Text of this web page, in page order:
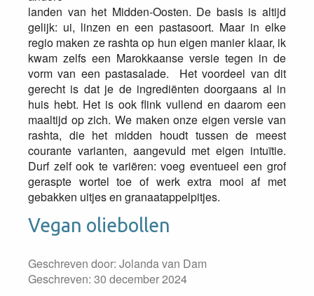
landen van het Midden-Oosten. De basis is altijd
gelijk: ui, linzen en een pastasoort. Maar in elke
regio maken ze rashta op hun eigen manier klaar, ik
kwam zelfs een Marokkaanse versie tegen in de
vorm van een pastasalade. Het voordeel van dit
gerecht is dat je de ingrediënten doorgaans al in
huis hebt. Het is ook flink vullend en daarom een
maaltijd op zich. We maken onze eigen versie van
rashta, die het midden houdt tussen de meest
courante varianten, aangevuld met eigen intuïtie.
Durf zelf ook te variëren: voeg eventueel een grof
geraspte wortel toe of werk extra mooi af met
gebakken uitjes en granaatappelpitjes.
Vegan oliebollen
Geschreven door: Jolanda van Dam
Geschreven: 30 december 2024